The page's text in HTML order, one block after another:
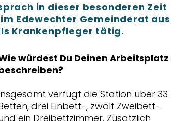
in dieser besonderen Zeit
Edewechter Gemeinderat aus
Krankenpfleger tätig.
würdest Du Deinen Arbeitsplatz
verfügt die Station über 33
drei Einbett-, zwölf Zweibett-
ein Dreibettzimmer. Zusätzlich